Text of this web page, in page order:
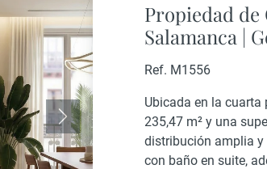
Siguiente
Propiedad de
Salamanca |
Ref. M1556
Ubicada en la
235,47 m² y una
distribución amplia y
con baño en suite,